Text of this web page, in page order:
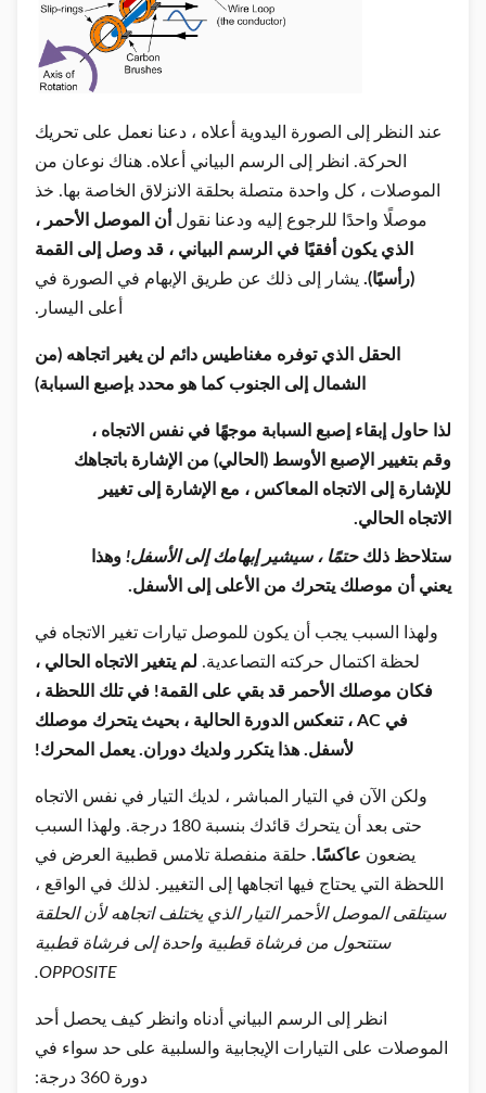
عند النظر إلى الصورة اليدوية أعلاه ، دعنا نعمل على تحريك
الحركة. انظر إلى الرسم البياني أعلاه. هناك نوعان من
الموصلات ، كل واحدة متصلة بحلقة الانزلاق الخاصة بها. خذ
موصلًا واحدًا للرجوع إليه ودعنا نقولأن الموصل الأحمر ،
الذي يكون أفقيًا في الرسم البياني ، قد وصل إلى القمة
(رأسيًا). يشار إلى ذلك عن طريق الإبهام في الصورة في
أعلى اليسار.
الحقل الذي توفره مغناطيس دائم لن يغير اتجاهه (من
الشمال إلى الجنوب كما هو محدد بإصبع السبابة)
لذا حاول إبقاء إصبع السبابة موجهًا في نفس الاتجاه ،
وقم بتغيير الإصبع الأوسط (الحالي) من الإشارة باتجاهك
للإشارة إلى الاتجاه المعاكس ، مع الإشارة إلى تغيير
الاتجاه الحالي.
ستلاحظ ذلك حتمًا ، سيشير إبهامك إلى الأسفل! وهذا
يعني أن موصلك يتحرك من الأعلى إلى الأسفل.
ولهذا السبب يجب أن يكون للموصل تيارات تغير الاتجاه في
لحظة اكتمال حركته التصاعدية.لم يتغير الاتجاه الحالي ،
فكان موصلك الأحمر قد بقي على القمة! في تلك اللحظة ،
في AC ، تنعكس الدورة الحالية ، بحيث يتحرك موصلك
لأسفل. هذا يتكرر ولديك دوران. يعمل المحرك!
ولكن الآن في التيار المباشر ، لديك التيار في نفس الاتجاه
حتى بعد أن يتحرك قائدك بنسبة 180 درجة. ولهذا السبب
يضعونعاكسًا.حلقة منفصلة تلامس قطبية العرض في
اللحظة التي يحتاج فيها اتجاهها إلى التغيير. لذلك في الواقع ،
سيتلقى الموصل الأحمر التيار الذي يختلف اتجاهه لأن الحلقة
ستتحول من فرشاة قطبية واحدة إلى فرشاة قطبية
OPPOSITE.
انظر إلى الرسم البياني أدناه وانظر كيف يحصل أحد
الموصلات على التيارات الإيجابية والسلبية على حد سواء في
دورة 360 درجة: